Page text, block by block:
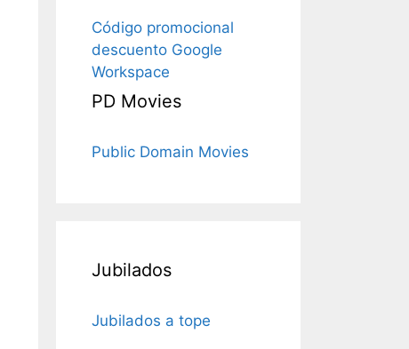
Código promocional
descuento Google
Workspace
PD Movies
Public Domain Movies
Jubilados
Jubilados a tope